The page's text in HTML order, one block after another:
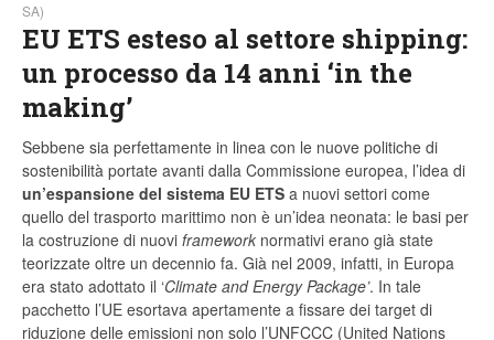
SA)
EU ETS esteso al settore shipping:
un processo da 14 anni ‘in the
making’
Sebbene sia perfettamente in linea con le nuove politiche di
sostenibilità portate avanti dalla Commissione europea, l’idea di
un’espansione del sistema EU ETS a nuovi settori come
quello del trasporto marittimo non è un’idea neonata: le basi per
la costruzione di nuovi framework normativi erano già state
teorizzate oltre un decennio fa. Già nel 2009, infatti, in Europa
era stato adottato il ‘Climate and Energy Package’. In tale
pacchetto l’UE esortava apertamente a fissare dei target di
riduzione delle emissioni non solo l’UNFCCC (United Nations